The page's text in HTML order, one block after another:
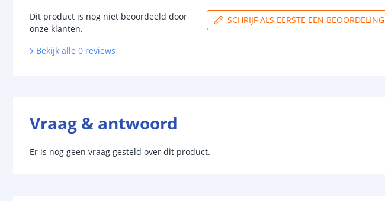
Dit product is nog niet beoordeeld door
onze klanten.
SCHRIJF ALS EERSTE EEN BEOORDELING
Bekijk alle 0 reviews
Vraag & antwoord
Er is nog geen vraag gesteld over dit product.